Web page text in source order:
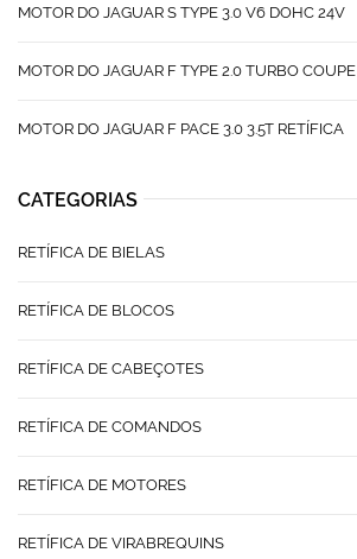
MOTOR DO JAGUAR S TYPE 3.0 V6 DOHC 24V
MOTOR DO JAGUAR F TYPE 2.0 TURBO COUPE
MOTOR DO JAGUAR F PACE 3.0 3.5T RETÍFICA
CATEGORIAS
RETÍFICA DE BIELAS
RETÍFICA DE BLOCOS
RETÍFICA DE CABEÇOTES
RETÍFICA DE COMANDOS
RETÍFICA DE MOTORES
RETÍFICA DE VIRABREQUINS